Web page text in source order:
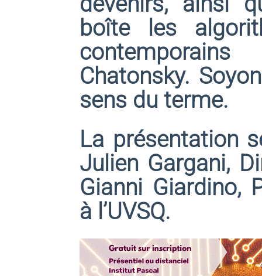
boîte les
Chatonsky.
sens du terme.
La présentation
Julien Gargani,
Gianni Giardino,
à l’UVSQ.